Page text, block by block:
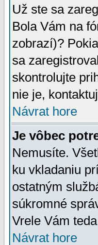
Už ste sa
Bola Vám na
zobrazí)?
sa
skontrolujte
nie je,
Návrat hore
Je vôbec
Nemusíte.
ku vkladaniu
ostatným
súkromné
Vrele Vám
Návrat hore